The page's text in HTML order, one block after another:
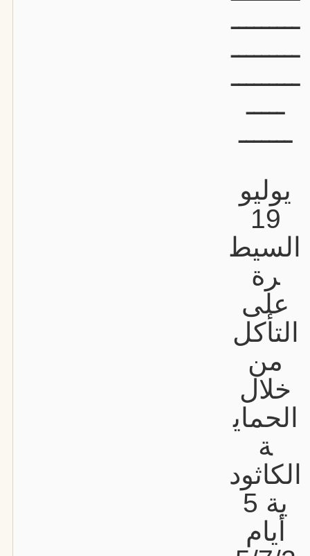
ـــــــــ
ـــــــــ
ـــــــــ
ـــــ
ـــــــ
يوليو
19
السيط
رة
على
التأكل
من
خلال
الحماي
ة
الكاثود
ية 5
أيام